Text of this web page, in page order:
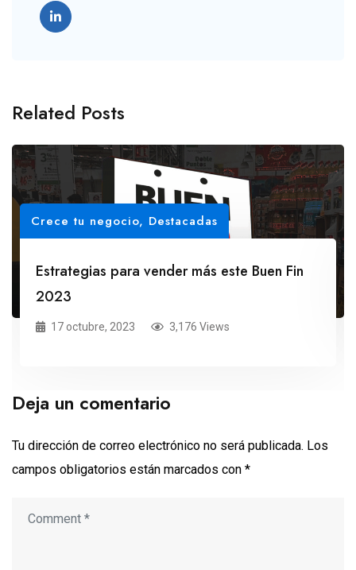
Related Posts
Crece tu negocio, Destacadas
Estrategias para vender más este Buen Fin
2023
17 octubre, 2023 3,176 Views
Deja un comentario
Tu dirección de correo electrónico no será publicada. Los
campos obligatorios están marcados con *